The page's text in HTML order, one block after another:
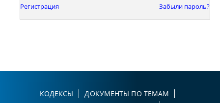
Регистрация Забыли пароль?
КОДЕКСЫ
ДОКУМЕНТЫ ПО ТЕМАМ